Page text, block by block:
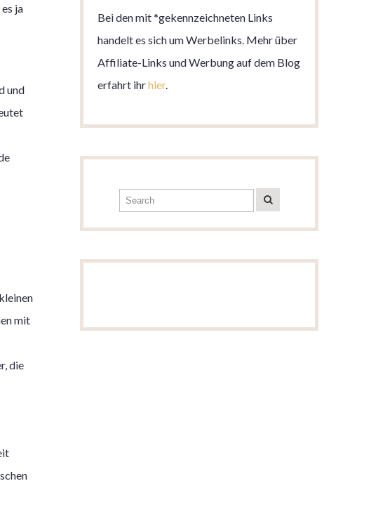
ja
und
mit
die
Bei den mit *gekennzeichneten Links
handelt es sich um Werbelinks. Mehr über
Affiliate-Links und Werbung auf dem Blog
erfahrt ihrhier.